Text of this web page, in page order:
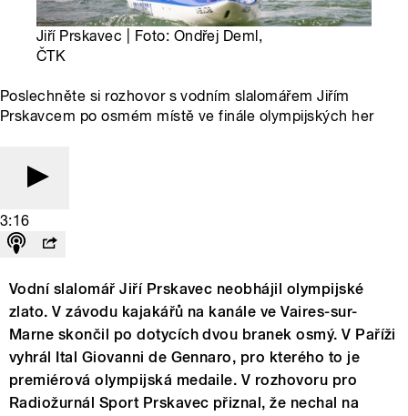
Jiří Prskavec | Foto: Ondřej Deml,
ČTK
Poslechněte si rozhovor s vodním slalomářem Jiřím
Prskavcem po osmém místě ve finále olympijských her
3:16
Vodní slalomář Jiří Prskavec neobhájil olympijské
zlato. V závodu kajakářů na kanále ve Vaires-sur-
Marne skončil po dotycích dvou branek osmý. V Paříži
vyhrál Ital Giovanni de Gennaro, pro kterého to je
premiérová olympijská medaile. V rozhovoru pro
Radiožurnál Sport Prskavec přiznal, že nechal na